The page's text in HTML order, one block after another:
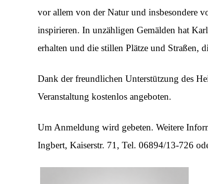
vor allem von der Natur und insbesondere
inspirieren. In unzähligen Gemälden hat
erhalten und die stillen Plätze und Straßen,
Dank der freundlichen Unterstützung des
Veranstaltung kostenlos angeboten.
Um Anmeldung wird gebeten. Weitere
Ingbert, Kaiserstr. 71, Tel. 06894/13-726